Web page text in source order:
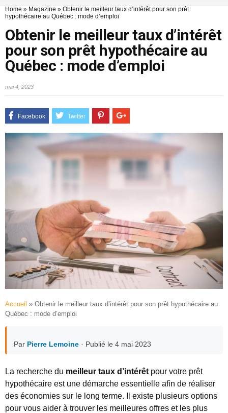
Home » Magazine » Obtenir le meilleur taux d’intérêt pour son prêt
hypothécaire au Québec : mode d’emploi
Obtenir le meilleur taux d’intérêt
pour son prêt hypothécaire au
Québec : mode d’emploi
mai 4, 2023
Accueil » Obtenir le meilleur taux d’intérêt pour son prêt hypothécaire au
Québec : mode d’emploi
Par Pierre Lemoine · Publié le 4 mai 2023
La recherche du meilleur taux d’intérêt pour votre prêt
hypothécaire est une démarche essentielle afin de réaliser
des économies sur le long terme. Il existe plusieurs options
pour vous aider à trouver les meilleures offres et les plus